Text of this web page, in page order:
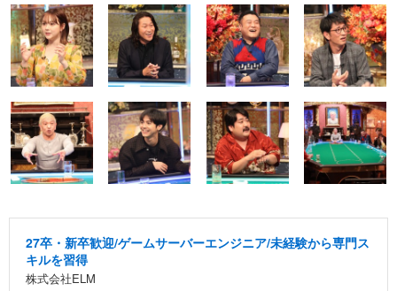
27卒・新卒歓迎/ゲームサーバーエンジニア/未経験から専門ス
キルを習得
株式会社ELM